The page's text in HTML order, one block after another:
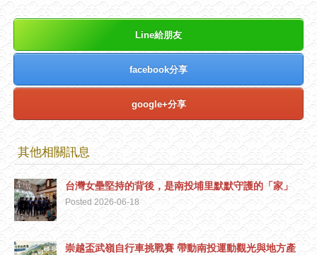
Line給朋友
facebook分享
google+分享
其他相關訊息
台灣女壘堅持的背後，是南投埔里默默守護的「家」
Posted 2026-06-18
崇越盃武嶺自行車挑戰賽 帶動南投運動觀光與地方產